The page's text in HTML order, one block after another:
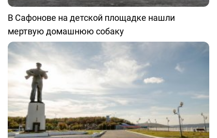
В Сафонове на детской площадке нашли
мертвую домашнюю собаку